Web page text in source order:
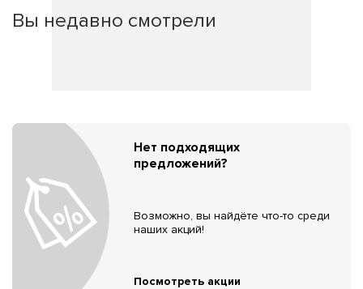
Вы недавно смотрели
Нет подходящих
предложений?
Возможно, вы найдёте что-то среди
наших акций!
Посмотреть акции